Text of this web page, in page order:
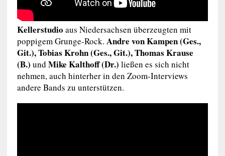
Kellerstudio aus Niedersachsen überzeugten mit
poppigem Grunge-Rock. Andre von Kampen (Ges.,
Git.), Tobias Krohn (Ges., Git.), Thomas Krause
(B.) und Mike Kalthoff (Dr.) ließen es sich nicht
nehmen, auch hinterher in den Zoom-Interviews
andere Bands zu unterstützen.